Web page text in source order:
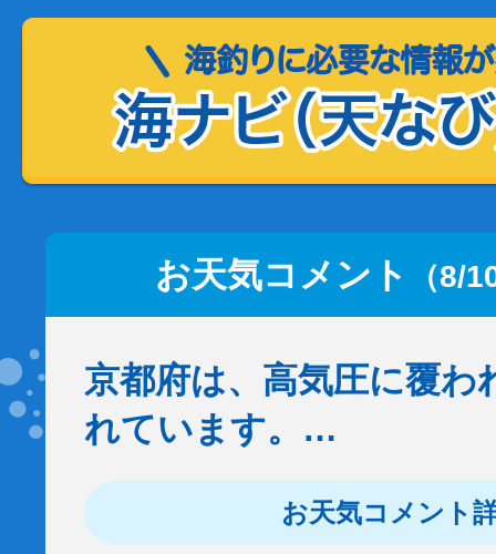
お天気コメント （8/
京都府は、高気圧に覆わ
れています。…
お天気コメント